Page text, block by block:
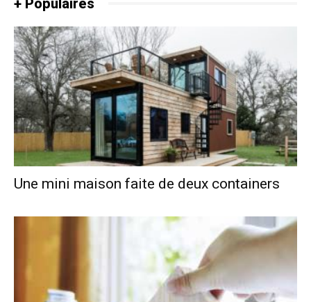
+ Populaires
Une mini maison faite de deux containers